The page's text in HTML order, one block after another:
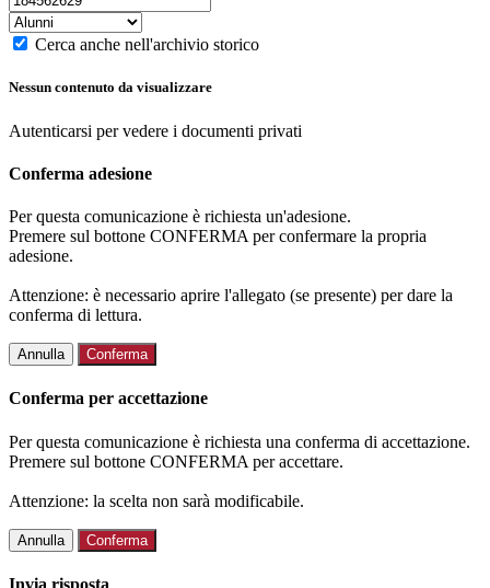
Cerca anche nell'archivio storico
Nessun contenuto da visualizzare
Autenticarsi per vedere i documenti privati
Conferma adesione
Per questa comunicazione è richiesta un'adesione.
Premere sul bottone CONFERMA per confermare la propria
adesione.
Attenzione: è necessario aprire l'allegato (se presente) per dare la
conferma di lettura.
Annulla Conferma
Conferma per accettazione
Per questa comunicazione è richiesta una conferma di accettazione.
Premere sul bottone CONFERMA per accettare.
Attenzione: la scelta non sarà modificabile.
Annulla Conferma
Invia risposta